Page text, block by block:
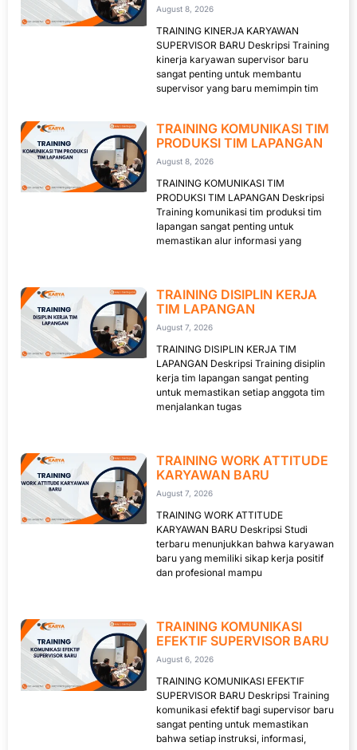
August 8, 2026
TRAINING KINERJA KARYAWAN
SUPERVISOR BARU Deskripsi Training
kinerja karyawan supervisor baru
sangat penting untuk membantu
supervisor yang baru memimpin tim
TRAINING KOMUNIKASI TIM
PRODUKSI TIM LAPANGAN
August 8, 2026
TRAINING KOMUNIKASI TIM
PRODUKSI TIM LAPANGAN Deskripsi
Training komunikasi tim produksi tim
lapangan sangat penting untuk
memastikan alur informasi yang
TRAINING DISIPLIN KERJA
TIM LAPANGAN
August 7, 2026
TRAINING DISIPLIN KERJA TIM
LAPANGAN Deskripsi Training disiplin
kerja tim lapangan sangat penting
untuk memastikan setiap anggota tim
menjalankan tugas
TRAINING WORK ATTITUDE
KARYAWAN BARU
August 7, 2026
TRAINING WORK ATTITUDE
KARYAWAN BARU Deskripsi Studi
terbaru menunjukkan bahwa karyawan
baru yang memiliki sikap kerja positif
dan profesional mampu
TRAINING KOMUNIKASI
EFEKTIF SUPERVISOR BARU
August 6, 2026
TRAINING KOMUNIKASI EFEKTIF
SUPERVISOR BARU Deskripsi Training
komunikasi efektif bagi supervisor baru
sangat penting untuk memastikan
bahwa setiap instruksi, informasi,